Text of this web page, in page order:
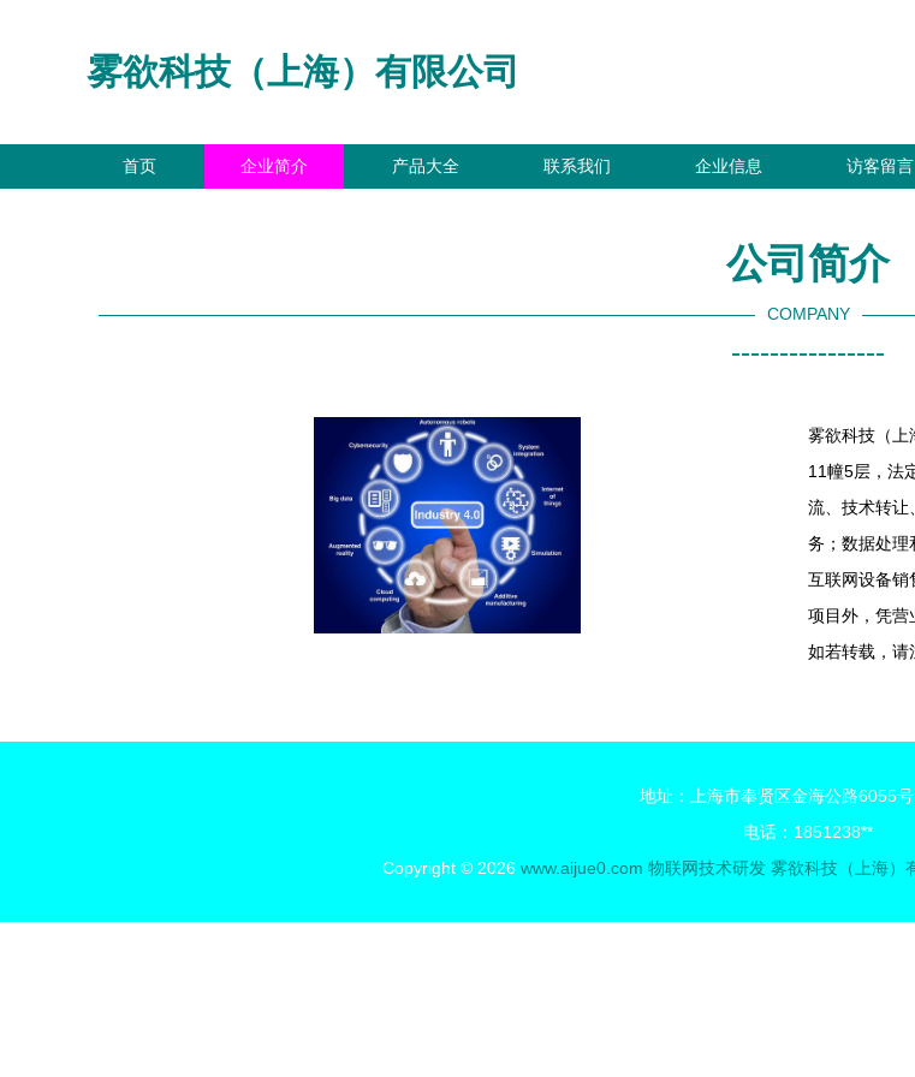
雾欲科技（上海）有限公司
首页 企业简介 产品大全 联系我们 企业信息 访客留言
公司简介
COMPANY
----------------
雾欲科技（上
11幢5层，法
流、技术转让
务；数据处理
互联网设备销
项目外，凭营
如若转载，
地址：上海市奉贤区金海公路6055
电话：1851238**
Copyright © 2026 www.aijue0.com 物联网技术研发 雾欲科技（上海）